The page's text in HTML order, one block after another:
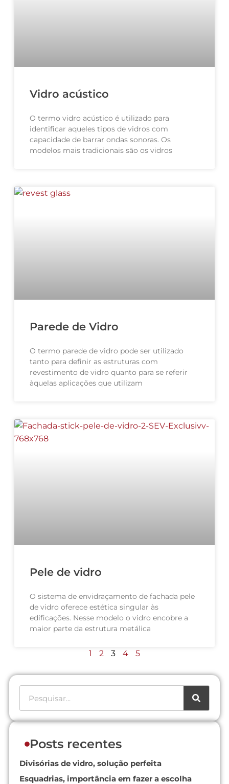
Vidro acústico
O termo vidro acústico é utilizado para
identificar aqueles tipos de vidros com
capacidade de barrar ondas sonoras. Os
modelos mais tradicionais são os vidros
Parede de Vidro
O termo parede de vidro pode ser utilizado
tanto para definir as estruturas com
revestimento de vidro quanto para se referir
àquelas aplicações que utilizam
Pele de vidro
O sistema de envidraçamento de fachada pele
de vidro oferece estética singular às
edificações. Nesse modelo o vidro encobre a
maior parte da estrutura metálica
1 2 3 4 5
Posts recentes
Divisórias de vidro, solução perfeita
Esquadrias, importância em fazer a escolha